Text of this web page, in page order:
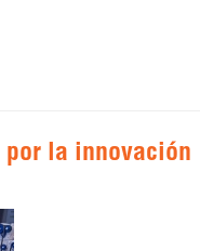
por la innovación